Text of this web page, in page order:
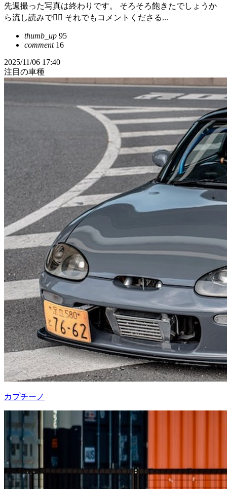
先週撮った写真は終わりです。 そろそろ飽きたでしょうか
ら流し読みで😶‍🌫️ それでもコメントくださる...
thumb_up 95
comment16
2025/11/06 17:40
注目の車種
カプチーノ